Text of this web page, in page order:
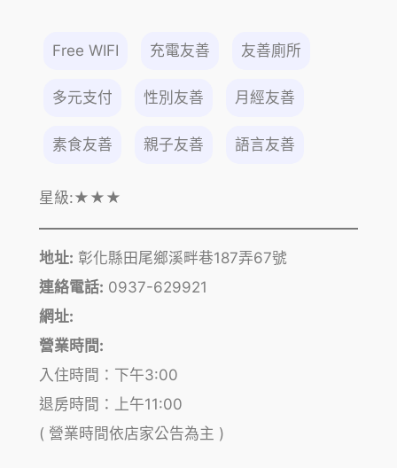
Free WIFI 充電友善 友善廁所
多元支付 性別友善 月經友善
素食友善 親子友善 語言友善
星級:★★★
地址: 彰化縣田尾鄉溪畔巷187弄67號
連絡電話: 0937-629921
網址:
營業時間:
入住時間：下午3:00
退房時間：上午11:00
( 營業時間依店家公告為主 )